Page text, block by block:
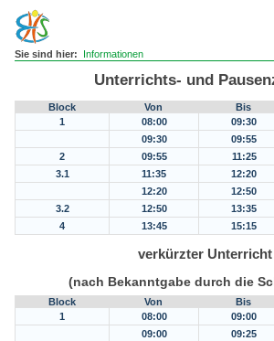
Sie sind hier: Informationen
Unterrichts- und
Block Von Bis
1
08:00 09:30
09:30
09:55
2
09:55 11:25
3.1
11:35 12:20
12:20
12:50
3.2
12:50 13:35
4
13:45 15:15
verkürzter Unterricht
(nach Bekanntgabe durch die
Block Von Bis
1
08:00 09:00
09:00
09:25